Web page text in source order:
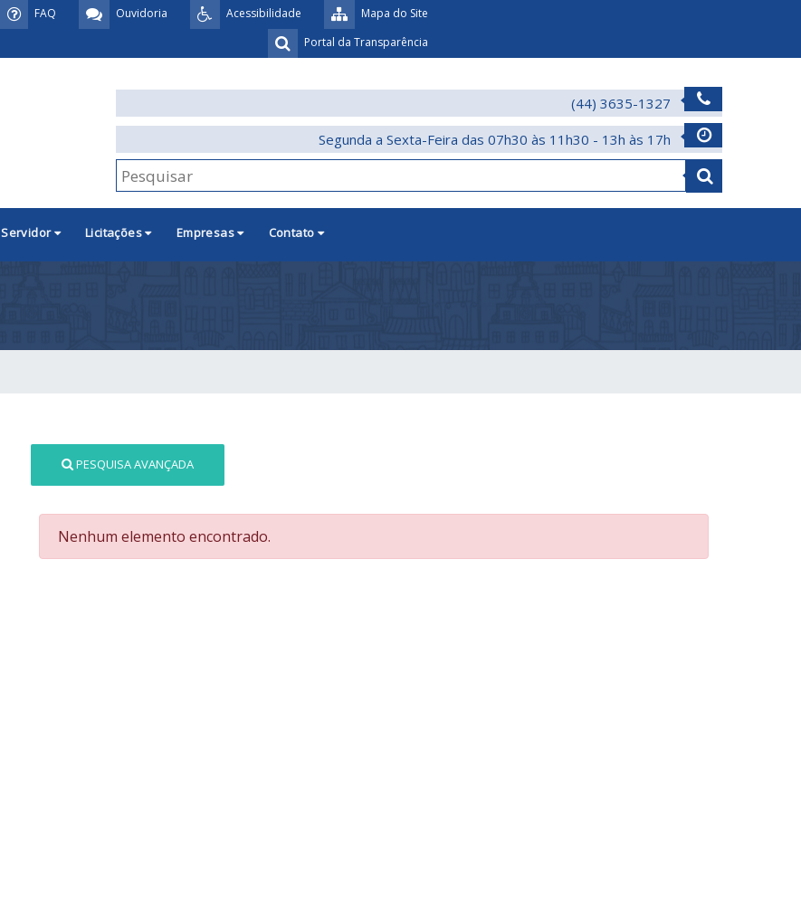
Mapa do Site
Acessibilidade
Ouvidoria
FAQ
Portal da Transparência
(44) 3635-1327
Segunda a Sexta-Feira das 07h30 às 11h30 - 13h às 17h
Servidor Licitações Empresas Contato
PESQUISA AVANÇADA
Nenhum elemento encontrado.